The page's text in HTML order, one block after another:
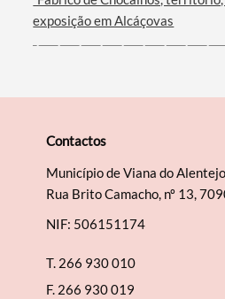
exposição em Alcáçovas
Contactos
Município de Viana do Alentejo
Rua Brito Camacho, nº 13,
NIF: 506151174
T. 266 930 010
F. 266 930 019